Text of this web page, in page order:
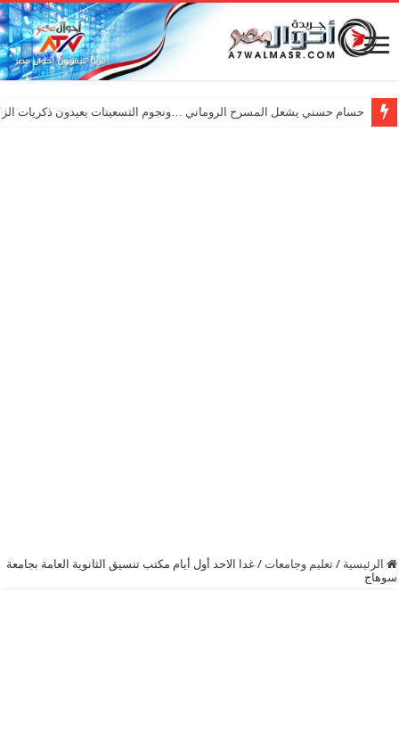
حسام حسني يشعل المسرح الروماني …ونجوم التسعينات يعيدون ذكريات
الرئيسية / تعليم وجامعات / غدا الاحد أول أيام مكتب تنسيق الثانوية العامة بجامعة
سوهاج